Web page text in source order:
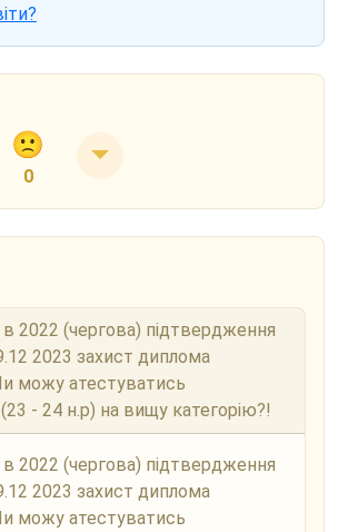
0
2022 (чергова) підтвердження
2023 захист диплома
можу атестуватись
- 24 н.р) на вищу категорію?!
2022 (чергова) підтвердження
2023 захист диплома
можу атестуватись